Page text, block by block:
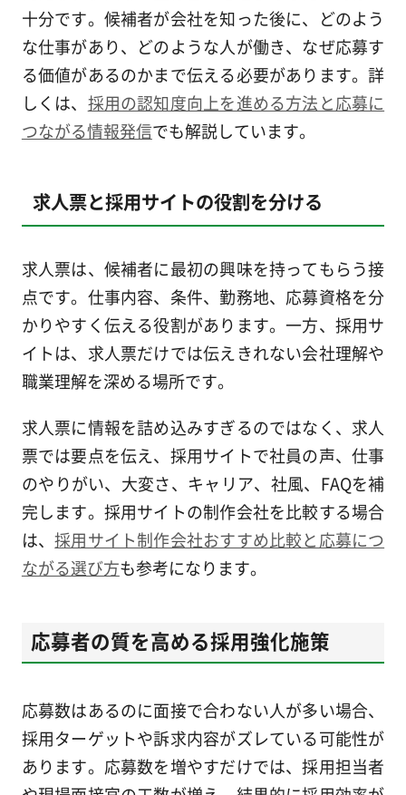
十分です。候補者が会社を知った後に、どのよう
な仕事があり、どのような人が働き、なぜ応募す
る価値があるのかまで伝える必要があります。詳
しくは、 採用の認知度向上を進める方法と応募に
つながる情報発信でも解説しています。
求人票と採用サイトの役割を分ける
求人票は、候補者に最初の興味を持ってもらう接
点です。仕事内容、条件、勤務地、応募資格を分
かりやすく伝える役割があります。一方、採用サ
イトは、求人票だけでは伝えきれない会社理解や
職業理解を深める場所です。
求人票に情報を詰め込みすぎるのではなく、求人
票では要点を伝え、採用サイトで社員の声、仕事
のやりがい、大変さ、キャリア、社風、FAQを補
完します。採用サイトの制作会社を比較する場合
は、採用サイト制作会社おすすめ比較と応募につ
ながる選び方も参考になります。
応募者の質を高める採用強化施策
応募数はあるのに面接で合わない人が多い場合、
採用ターゲットや訴求内容がズレている可能性が
あります。応募数を増やすだけでは、採用担当者